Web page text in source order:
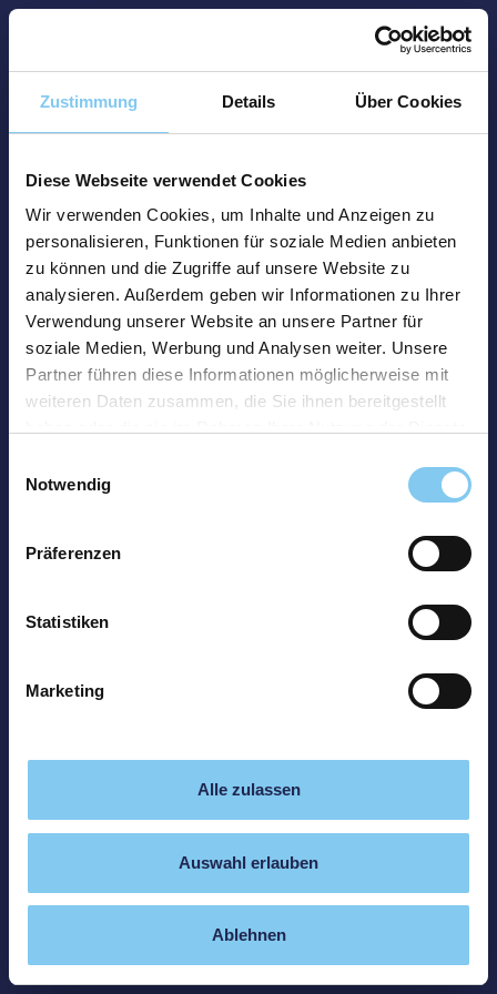
Zustimmung Details Über Cookies
Diese Webseite verwendet Cookies
Wir verwenden Cookies, um Inhalte und Anzeigen zu
personalisieren, Funktionen für soziale Medien anbieten
zu können und die Zugriffe auf unsere Website zu
analysieren. Außerdem geben wir Informationen zu Ihrer
Verwendung unserer Website an unsere Partner für
soziale Medien, Werbung und Analysen weiter. Unsere
Partner führen diese Informationen möglicherweise mit
weiteren Daten zusammen, die Sie ihnen bereitgestellt
Notwendig
Präferenzen
Statistiken
Marketing
Alle zulassen
Auswahl erlauben
Ablehnen